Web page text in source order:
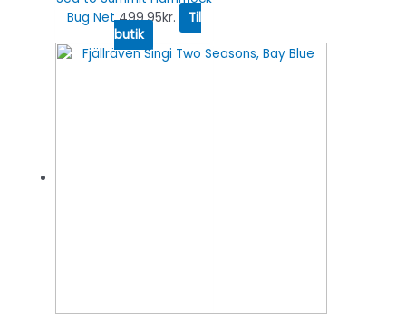
Bug Net 499.95kr.
Til
butik